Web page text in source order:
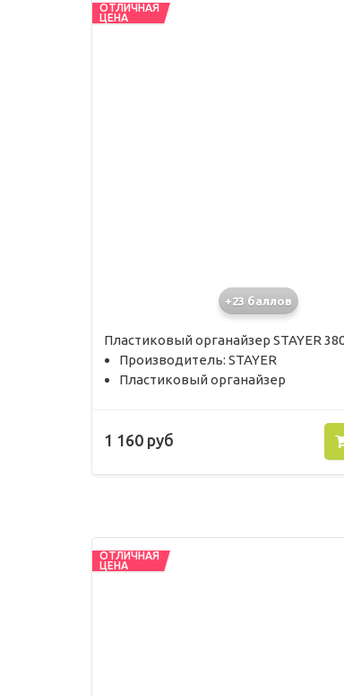
ОТЛИЧНАЯ
ЦЕНА
+23 баллов
Пластиковый органайзер STAYER
Производитель: STAYER
Пластиковый органайзер
1 160 руб
ОТЛИЧНАЯ
ЦЕНА